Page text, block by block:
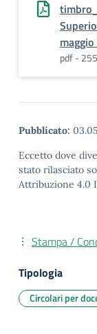
pdf -
Pubblicato:
Eccetto dove
stato rilasciato
Attribuzione 4.0
Stampa /
Tipologia
Circolari per